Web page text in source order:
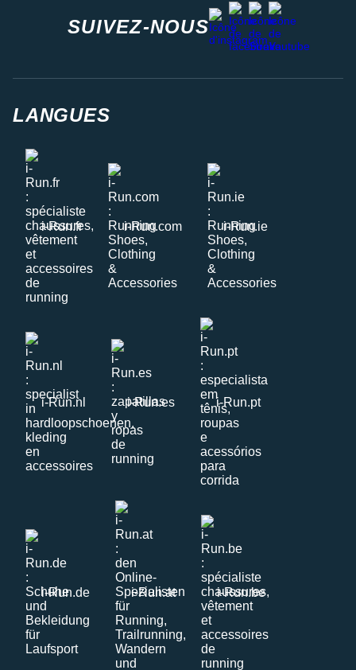
SUIVEZ-NOUS
instagram
facebook
stravayoutube
LANGUES
i-Run.fr i-Run.com i-Run.ie
i-Run.nl i-Run.es i-Run.pt
i-Run.de i-Run.at i-Run.be